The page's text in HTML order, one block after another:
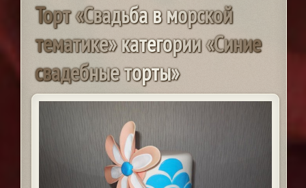
Торт«Свадьбавморской
тематике»категории«Синие
свадебныеторты»